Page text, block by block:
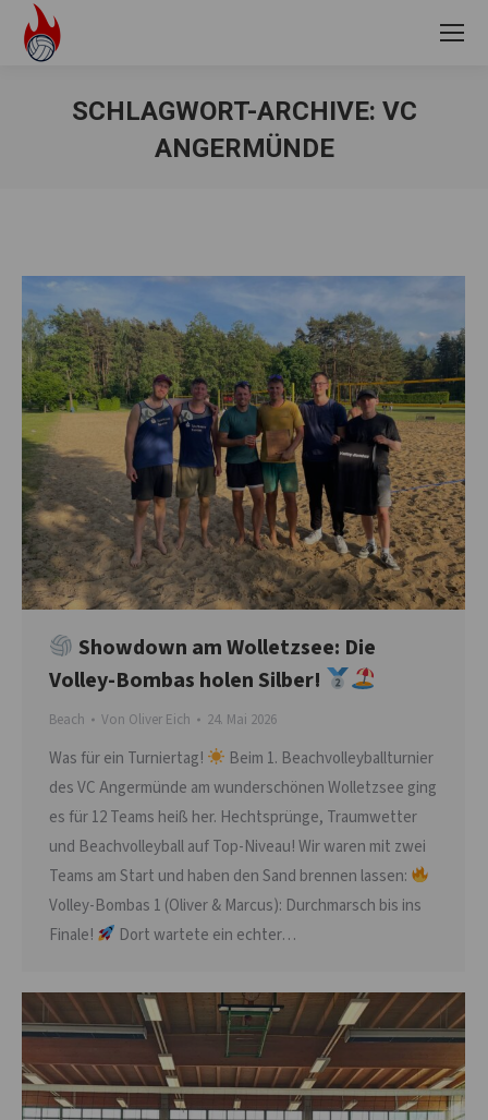
SCHLAGWORT-ARCHIVE: VC
ANGERMÜNDE
Showdown am Wolletzsee: Die
Volley-Bombas holen Silber!
Beach Von Oliver Eich 24. Mai 2026
Was für ein Turniertag!
Beim 1. Beachvolleyballturnier
des VC Angermünde am wunderschönen Wolletzsee ging
es für 12 Teams heiß her. Hechtsprünge, Traumwetter
und Beachvolleyball auf Top-Niveau! Wir waren mit zwei
Teams am Start und haben den Sand brennen lassen:
Volley-Bombas 1 (Oliver & Marcus): Durchmarsch bis ins
Finale!
Dort wartete ein echter…